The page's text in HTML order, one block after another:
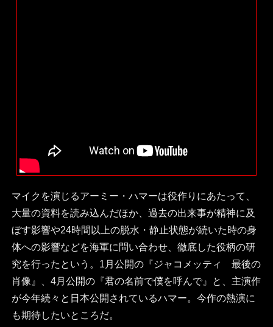
マイクを演じるアーミー・ハマーは役作りにあたって、
大量の資料を読み込んだほか、過去の出来事が精神に及
ぼす影響や24時間以上の脱水・静止状態が続いた時の身
体への影響などを海軍に問い合わせ、徹底した役柄の研
究を行ったという。1月公開の『ジャコメッティ 最後の
肖像』、4月公開の『君の名前で僕を呼んで』と、主演作
が今年続々と日本公開されているハマー。今作の熱演に
も期待したいところだ。